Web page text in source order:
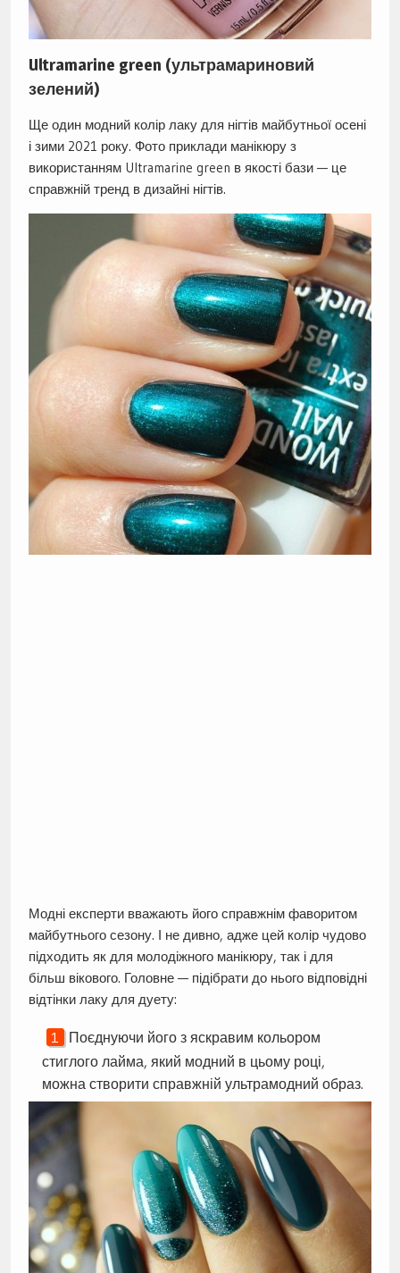
Ultramarine green (ультрамариновий
зелений)
Ще один модний колір лаку для нігтів майбутньої осені
і зими 2021 року. Фото приклади манікюру з
використанням Ultramarine green в якості бази — це
справжній тренд в дизайні нігтів.
Модні експерти вважають його справжнім фаворитом
майбутнього сезону. І не дивно, адже цей колір чудово
підходить як для молодіжного манікюру, так і для
більш вікового. Головне — підібрати до нього відповідні
відтінки лаку для дуету:
Поєднуючи його з яскравим кольором
стиглого лайма, який модний в цьому році,
можна створити справжній ультрамодний образ.